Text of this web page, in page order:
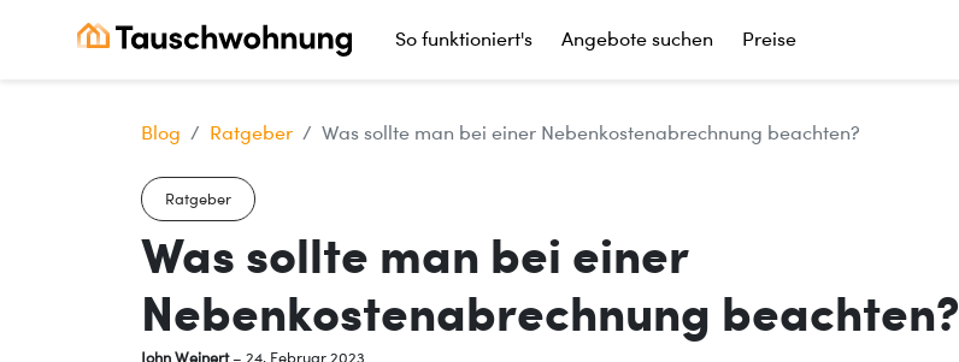
So funktioniert's Angebote suchen Preise
Blog Ratgeber Was sollte man bei einer Nebenkostenabrechnung beachten?
Ratgeber
Was sollte man bei einer
Nebenkostenabrechnung beachten?
John Weinert– 24. Februar 2023